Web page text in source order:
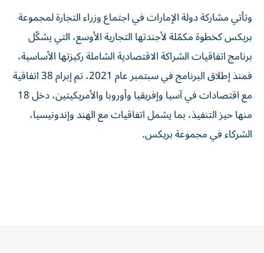
وتأتي مشاركة دولة الإمارات في اجتماع وزراء التجارة لمجموعة
بريكس كخطوة مكمّلة لأجندتها التجارية الأوسع، التي يشكّل
برنامج اتفاقيات الشراكة الاقتصادية الشاملة ركيزتها الأساسية،
فمنذ إطلاق البرنامج في سبتمبر عام 2021، تم إبرام 38 اتفاقية
مع اقتصادات في آسيا وإفريقيا وأوروبا والأمريكيتين، دخل 18
منها حيز التنفيذ، بما يشمل اتفاقيات مع الهند وإندونيسيا،
الشركاء في مجموعة بريكس.